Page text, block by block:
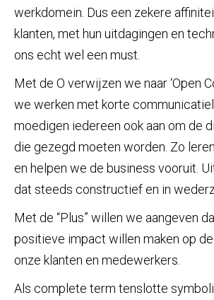
werkdomein. Dus een zekere
klanten, met hun uitdagingen en
ons echt wel een must.
Met de O verwijzen we naar ‘Open
we werken met korte
moedigen iedereen ook aan om de
die gezegd moeten worden. Zo
en helpen we de business vooruit.
dat steeds constructief en in
Met de “Plus” willen we aangeven
positieve impact willen maken op
onze klanten en medewerkers.
Als complete term tenslotte